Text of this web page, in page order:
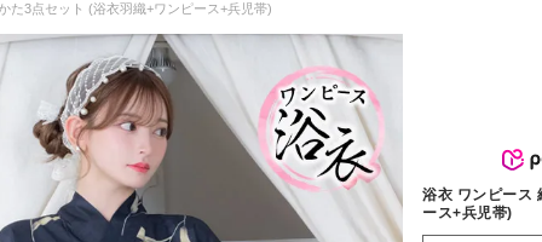
た3点セット (浴衣羽織+ワンピース+兵児帯)
浴衣 ワンピース
ース+兵児帯)